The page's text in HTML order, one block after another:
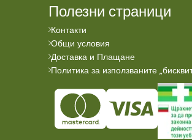
Полезни страници
Контакти
Общи условия
Доставка и Плащане
Политика за използваните